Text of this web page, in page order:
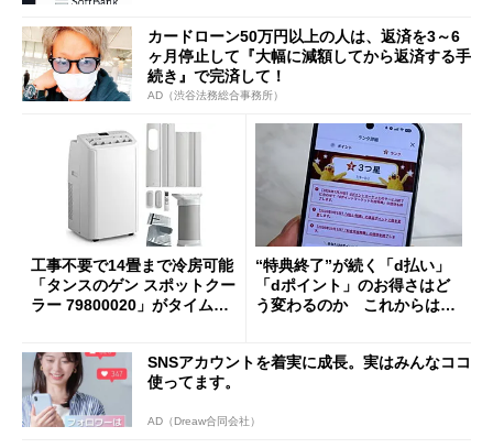
カードローン50万円以上の人は、返済を3～6
ヶ月停止して『大幅に減額してから返済する手
続き』で完済して！
AD（渋谷法務総合事務所）
工事不要で14畳まで冷房可能
「タンスのゲン スポットクー
ラー 79800020」がタイムセ
“特典終了”が続く「d払い」
「dポイント」のお得さはど
う変わるのか これからは
SNSアカウントを着実に成長。実はみんなココ
使ってます。
AD（Dreaw合同会社）